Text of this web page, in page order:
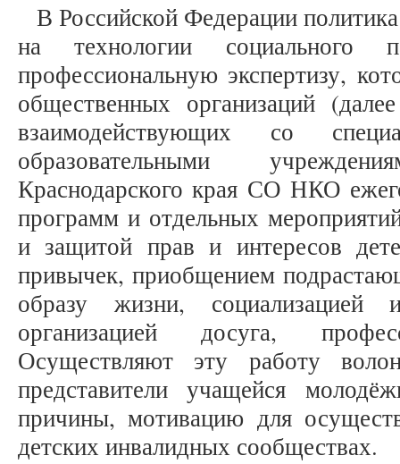
В Российской Федерации
на технологии социального
профессиональную экспертизу,
общественных организаций
взаимодействующих со
образовательными
Краснодарского края СО НКО
программ и отдельных
и защитой прав и интересов
привычек, приобщением
образу жизни, социализацией
организацией досуга,
Осуществляют эту работу
представители учащейся
причины, мотивацию для
детских инвалидных сообществах.